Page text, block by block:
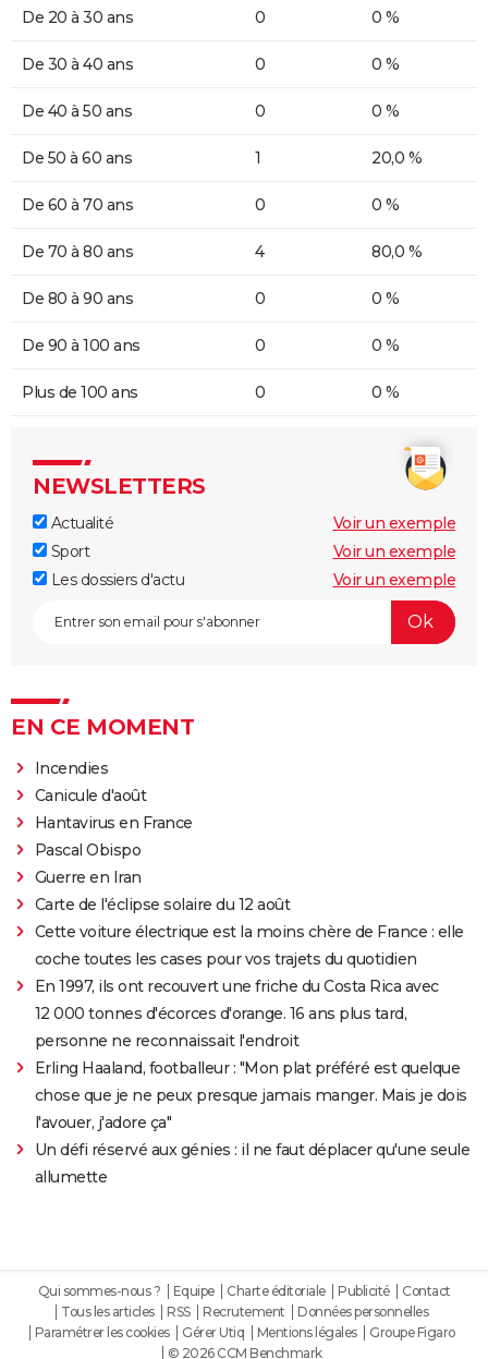
De 20 à 30 ans 0 0 %
De 30 à 40 ans 0 0 %
De 40 à 50 ans 0 0 %
De 50 à 60 ans 1 20,0 %
De 60 à 70 ans 0 0 %
De 70 à 80 ans 4 80,0 %
De 80 à 90 ans 0 0 %
De 90 à 100 ans 0 0 %
Plus de 100 ans 0 0 %
NEWSLETTERS
Actualité
Voir un exemple
Sport
Voir un exemple
Les dossiers d'actu
Voir un exemple
EN CE MOMENT
Incendies
Canicule d'août
Hantavirus en France
Pascal Obispo
Guerre en Iran
Carte de l'éclipse solaire du 12 août
Cette voiture électrique est la moins chère de France : elle
coche toutes les cases pour vos trajets du quotidien
En 1997, ils ont recouvert une friche du Costa Rica avec
12 000 tonnes d'écorces d'orange. 16 ans plus tard,
personne ne reconnaissait l'endroit
Erling Haaland, footballeur : "Mon plat préféré est quelque
chose que je ne peux presque jamais manger. Mais je dois
l'avouer, j'adore ça"
Un défi réservé aux génies : il ne faut déplacer qu'une seule
allumette
Qui sommes-nous ? Equipe Charte éditoriale Publicité
Contact
Tous les articles
RSS Recrutement
Données personnelles
Paramétrer les cookies
Gérer Utiq Mentions légales
Groupe Figaro
© 2026 CCM Benchmark